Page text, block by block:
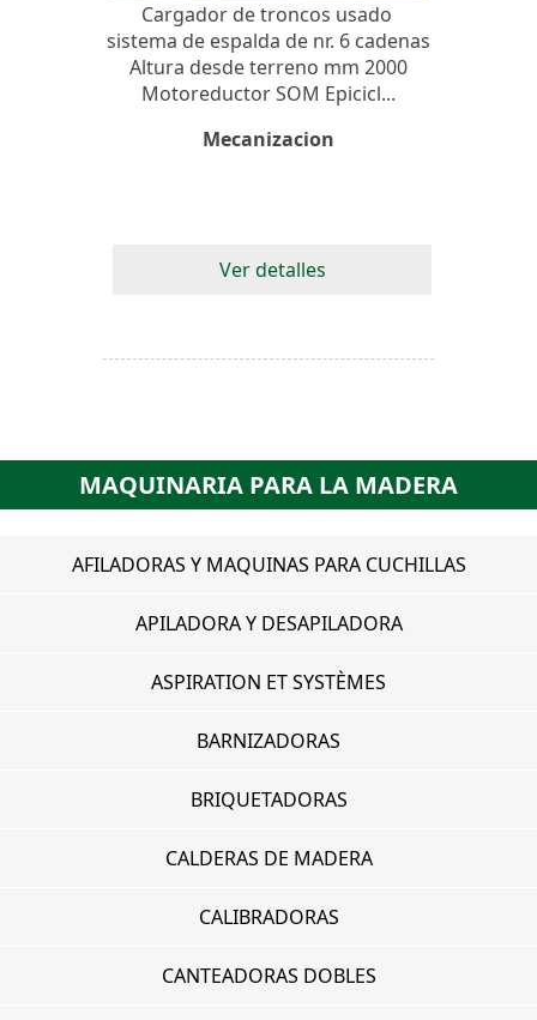
Cargador de troncos usado
sistema de espalda de nr. 6 cadenas
Altura desde terreno mm 2000
Motoreductor SOM Epicicl...
Mecanizacion
Ver detalles
MAQUINARIA PARA LA MADERA
AFILADORAS Y MAQUINAS PARA CUCHILLAS
APILADORA Y DESAPILADORA
ASPIRATION ET SYSTÈMES
BARNIZADORAS
BRIQUETADORAS
CALDERAS DE MADERA
CALIBRADORAS
CANTEADORAS DOBLES